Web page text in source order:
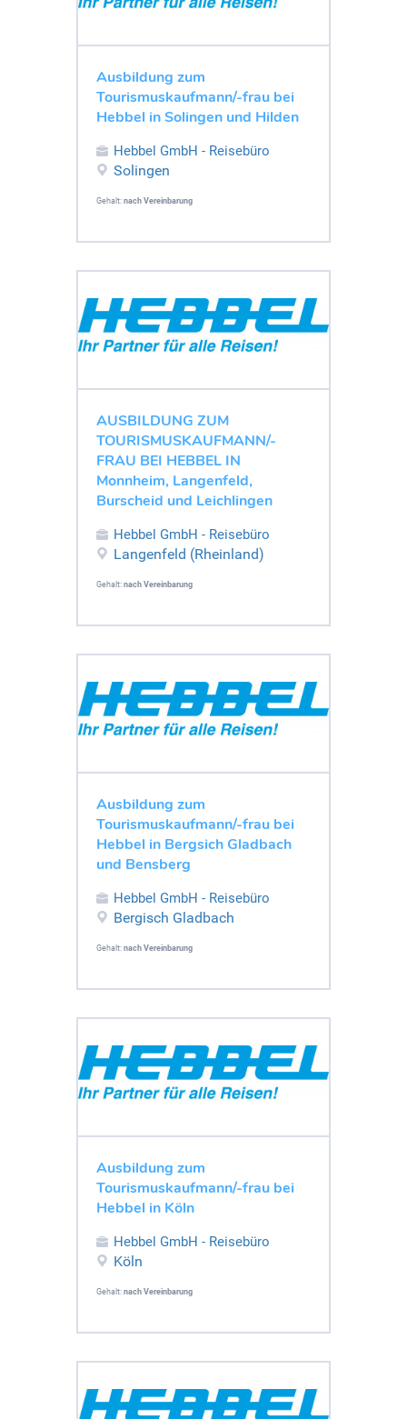
Ausbildung zum
Tourismuskaufmann/-frau bei
Hebbel in Solingen und Hilden
Hebbel GmbH - Reisebüro
Solingen
Gehalt: nach Vereinbarung
AUSBILDUNG ZUM
TOURISMUSKAUFMANN/-
FRAU BEI HEBBEL IN
Monnheim, Langenfeld,
Burscheid und Leichlingen
Hebbel GmbH - Reisebüro
Langenfeld (Rheinland)
Gehalt: nach Vereinbarung
Ausbildung zum
Tourismuskaufmann/-frau bei
Hebbel in Bergsich Gladbach
und Bensberg
Hebbel GmbH - Reisebüro
Bergisch Gladbach
Gehalt: nach Vereinbarung
Ausbildung zum
Tourismuskaufmann/-frau bei
Hebbel in Köln
Hebbel GmbH - Reisebüro
Köln
Gehalt: nach Vereinbarung